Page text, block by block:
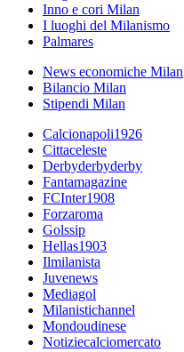
Inno e cori Milan
I luoghi del Milanismo
Palmares
News economiche Milan
Bilancio Milan
Stipendi Milan
Calcionapoli1926
Cittaceleste
Derbyderbyderby
Fantamagazine
FCInter1908
Forzaroma
Golssip
Hellas1903
Ilmilanista
Juvenews
Mediagol
Milanistichannel
Mondoudinese
Notiziecalciomercato